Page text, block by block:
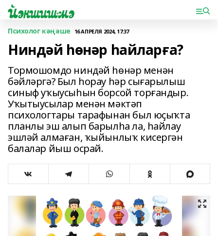
Психолог кәңәше 16 АПРЕЛЯ 2024, 17:37
Ниндәй һөнәр һайларға?
Тормошомдо ниндәй һөнәр менән
бәйләргә? Был һорау һәр сығарылыш
синыф уҡыусыһын борсой торғандыр.
Уҡытыусылар менән мәктәп
психологтары тарафынан был юҫыҡта
планлы эш алып барылһа ла, һайлау
эшләй алмаған, ҡыйынлыҡ кисергән
балалар йыш осрай.